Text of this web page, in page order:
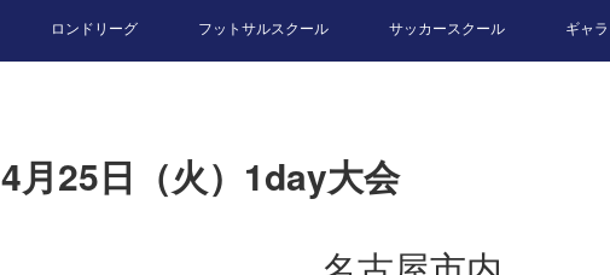
ロンドリーグ フットサルスクール サッカースクール ギャ
4月25日（火）1day大会